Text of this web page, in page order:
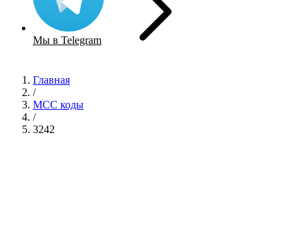
Мы в Telegram
Главная
/
MCC коды
/
3242